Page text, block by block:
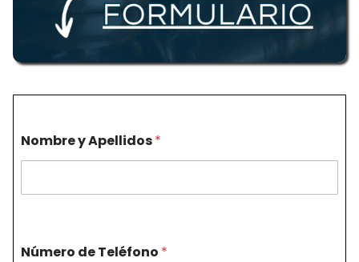
Nombre y Apellidos*
Número de Teléfono *